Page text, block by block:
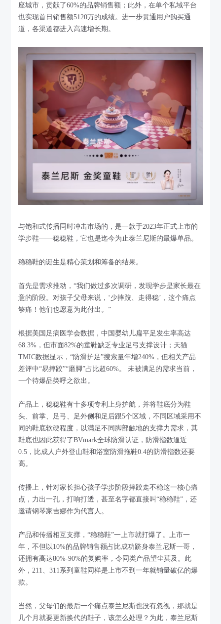
座城市，贡献了60%的品牌销售额；此外，在单个私域平台
也实现首日销售额5120万的成绩。进一步贯通用户购买通
道，各渠道都进入高速增长期。
与饱和式传播同时冲击市场的，是一款于2023年正式上市的
学步鞋——稳稳鞋，它也是迄今为止泰兰尼斯的最爆单品。
稳稳鞋的诞生是精心策划和筹备的结果。
首先是需求推动，“我们做过多次调研，发现学步是家长最在
意的阶段。对孩子父母来说，‘少摔跤、走得稳’，这个痛点
够痛！他们也愿意为此付出。”
根据美国足病医学会数据，中国婴幼儿扁平足发生率高达
68.3%，但市面82%的童鞋缺乏专业足弓支撑设计；天猫
TMIC数据显示，“防滑护足”搜索量年增240%，但相关产品
差评中“易摔跤”“磨脚”占比超60%。 未被满足的需求当前，
一个待爆品类呼之欲出。
产品上，稳稳鞋有十多项专利上身护航，并将鞋底分为鞋
头、前掌、足弓、足外侧和足后跟5个区域，不同区域采用不
同的鞋底软硬程度，以满足不同脚部触地的支撑力需求，其
鞋底也因此获得了BVmark全球防滑认证，防滑指数逼近
0.5，比成人户外登山鞋和浴室防滑拖鞋0.4的防滑指数还要
高。
传播上，针对家长担心孩子学步阶段摔跤走不稳这一核心痛
点，力出一孔，打响打透，甚至名字都直接叫“稳稳鞋”，还
邀请钢琴家吉娜作为代言人。
产品和传播相互支撑，“稳稳鞋”一上市就打爆了。上市一
年，不但以10%的品牌销售额占比成功跻身泰兰尼斯一哥，
还拥有高达80%-90%的复购率，令同类产品望尘莫及。此
外，211、311系列童鞋同样是上市不到一年就销量破亿的爆
款。
当然，父母们的最后一个痛点泰兰尼斯也没有忽视，那就是
几个月就要更新换代的鞋子，该怎么处理？为此，泰兰尼斯